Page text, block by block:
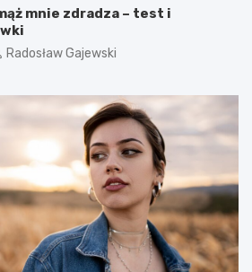
mnie zdradza – test i
Radosław Gajewski